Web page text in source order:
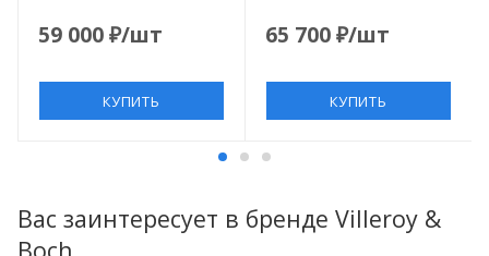
сенсорный, белый
59 000₽/шт
КУПИТЬ
сенсорный, белый
65 700₽/шт
КУПИТЬ
Вас заинтересует в бренде Villeroy &